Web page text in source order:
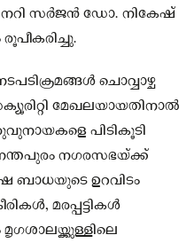
സർജൻ ഡോ. നികേഷ്
ചൊവ്വാഴ്ച
മേഖലയായതിനാൽ
പിടികൂടി
നഗരസഭയ്‌ക്ക്
ബാധയുടെ ഉറവിടം
മരപ്പട്ടികൾ